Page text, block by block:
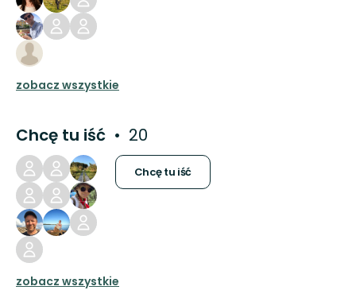
zobacz wszystkie
Chcę tu iść 20
Chcę tu iść
zobacz wszystkie